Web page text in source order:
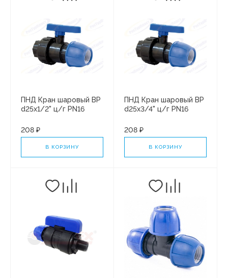
ПНД Кран шаровый ВР
d25х1/2" ц/г PN16
208 ₽
В КОРЗИНУ
ПНД Кран шаровый ВР
d25х3/4" ц/г PN16
208 ₽
В КОРЗИНУ